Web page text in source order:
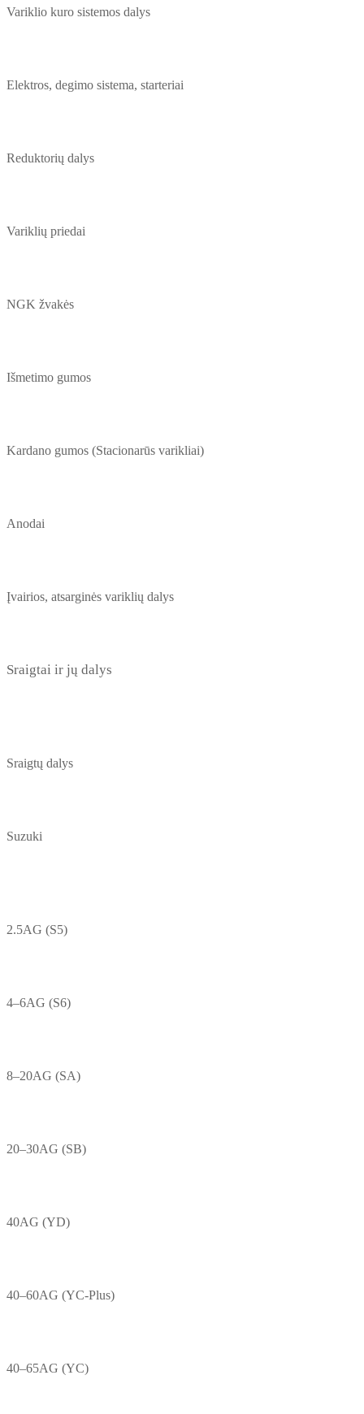
Variklio kuro sistemos dalys
Elektros, degimo sistema, starteriai
Reduktorių dalys
Variklių priedai
NGK žvakės
Išmetimo gumos
Kardano gumos (Stacionarūs varikliai)
Anodai
Įvairios, atsarginės variklių dalys
Sraigtai ir jų dalys
Sraigtų dalys
Suzuki
2.5AG (S5)
4–6AG (S6)
8–20AG (SA)
20–30AG (SB)
40AG (YD)
40–60AG (YC-Plus)
40–65AG (YC)